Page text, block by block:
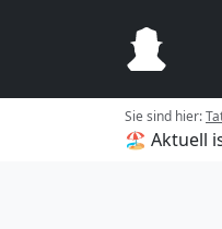
Sie sind hier:
🏖️ Aktuell